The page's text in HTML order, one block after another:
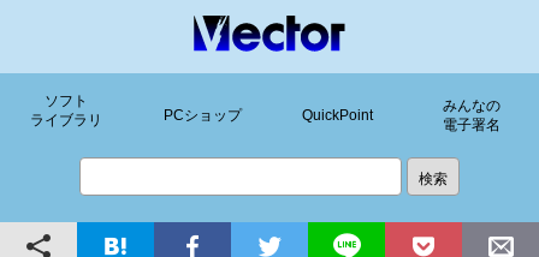
ソフト
ライブラリ
PCショップ QuickPoint
みんなの
電子署名